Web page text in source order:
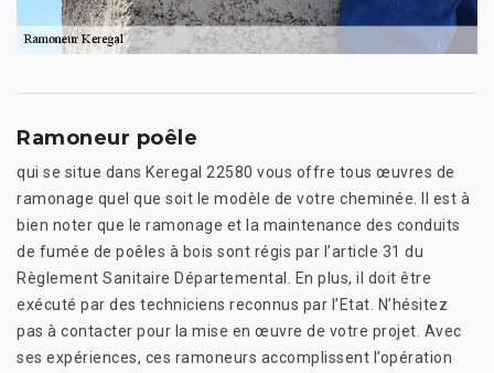
Ramoneur poêle
qui se situe dans Keregal 22580 vous offre tous œuvres de
ramonage quel que soit le modèle de votre cheminée. Il est à
bien noter que le ramonage et la maintenance des conduits
de fumée de poêles à bois sont régis par l’article 31 du
Règlement Sanitaire Départemental. En plus, il doit être
exécuté par des techniciens reconnus par l’Etat. N’hésitez
pas à contacter pour la mise en œuvre de votre projet. Avec
ses expériences, ces ramoneurs accomplissent l’opération